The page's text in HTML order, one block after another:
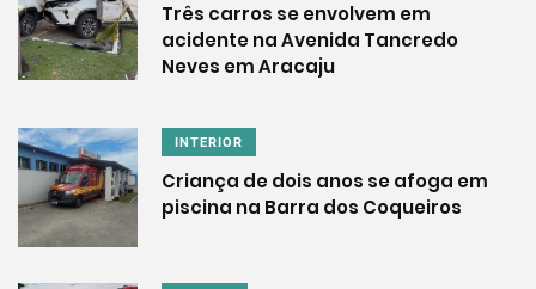
Três carros se envolvem em
acidente na Avenida Tancredo
Neves em Aracaju
INTERIOR
Criança de dois anos se afoga em
piscina na Barra dos Coqueiros